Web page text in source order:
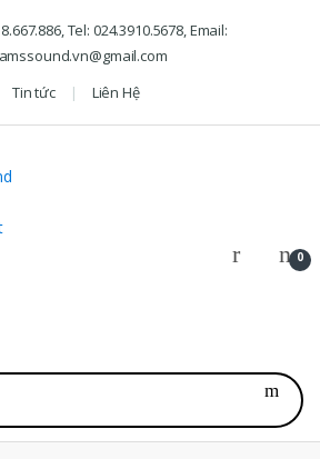
Tel: 024.3910.5678, Email:
Tin tức Liên Hệ
0